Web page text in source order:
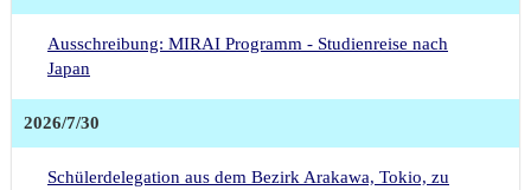
Besuch von Botschafter Iwama in Graz (7. Juli 2026)
Höflichkeitsbesuch von Botschafter Iwama bei der Präsidentin der Wirtschaftskammer Österreich (25. Juni 2026)
Ausschreibung: MIRAI Programm - Studienreise nach
Japan
2026/7/30
Schülerdelegation aus dem Bezirk Arakawa, Tokio, zu